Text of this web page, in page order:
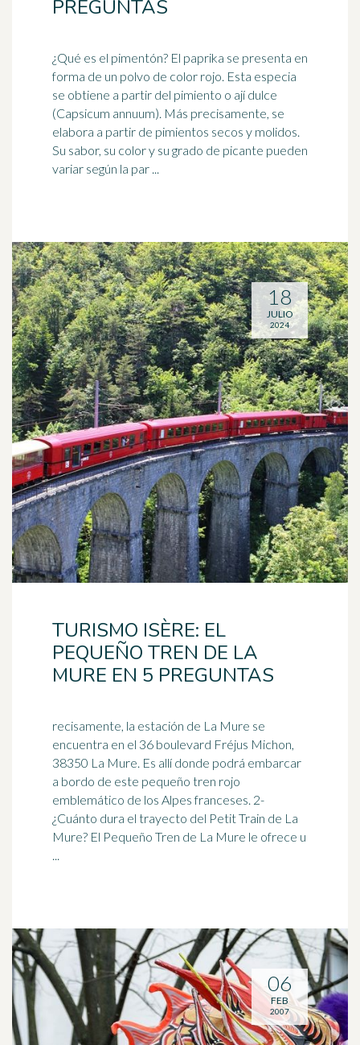
PREGUNTAS
¿Qué es el pimentón? El paprika se presenta en
forma de un polvo de color rojo. Esta especia
se obtiene a partir del pimiento o ají dulce
(Capsicum annuum). Más precisamente, se
elabora a partir de pimientos secos y molidos.
Su sabor, su color y su grado de picante pueden
variar según la par ...
TURISMO ISÈRE: EL
PEQUEÑO TREN DE LA
MURE EN 5 PREGUNTAS
recisamente, la estación de La Mure se
encuentra en el 36 boulevard Fréjus Michon,
38350 La Mure. Es allí donde podrá embarcar
a bordo de este pequeño tren rojo
emblemático de los Alpes franceses. 2-
¿Cuánto dura el trayecto del Petit Train de La
Mure? El Pequeño Tren de La Mure le ofrece u
...
18
JULIO
2024
06
FEB
2007